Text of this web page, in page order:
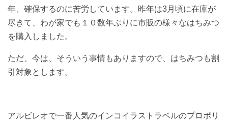
年、確保するのに苦労しています。昨年は3月頃に在庫が
尽きて、わが家でも１０数年ぶりに市販の様々なはちみつ
を購入しました。
ただ、今は、そういう事情もありますので、はちみつも割
引対象とします。
アルビレオで一番人気のインコイラストラベルのプロポリ